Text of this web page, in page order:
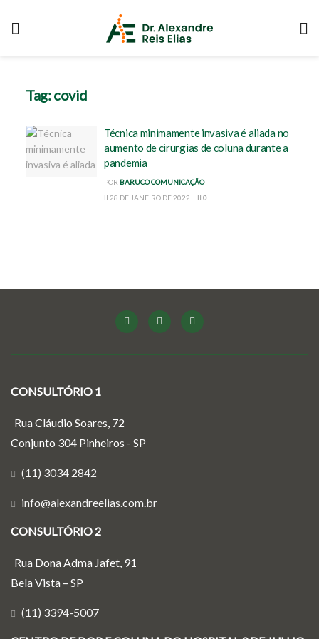
Tag:covid
Técnica minimamente invasiva é aliada no
aumento de cirurgias de coluna durante a
pandemia
POR BARUCO COMUNICAÇÃO
28 DE JANEIRO DE 2022
0
CONSULTÓRIO 1
Rua Cláudio Soares, 72
Conjunto 304 Pinheiros - SP
(11) 3034 2842
info@alexandreelias.com.br
CONSULTÓRIO 2
Rua Dona Adma Jafet, 91
Bela Vista – SP
(11) 3394-5007